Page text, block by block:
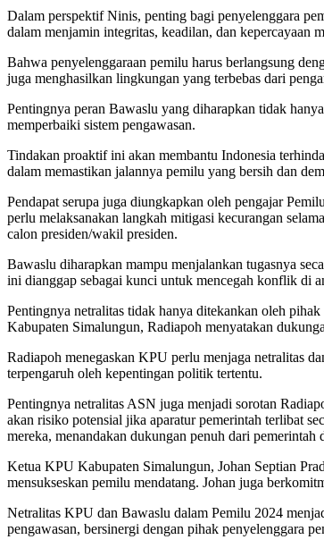
Dalam perspektif Ninis, penting bagi penyelenggara
dalam menjamin integritas, keadilan, dan kepercayaan
Bahwa penyelenggaraan pemilu harus berlangsung
juga menghasilkan lingkungan yang terbebas dari
Pentingnya peran Bawaslu yang diharapkan tidak
memperbaiki sistem pengawasan.
Tindakan proaktif ini akan membantu Indonesia
dalam memastikan jalannya pemilu yang bersih dan
Pendapat serupa juga diungkapkan oleh pengajar
perlu melaksanakan langkah mitigasi kecurangan
calon presiden/wakil presiden.
Bawaslu diharapkan mampu menjalankan tugasnya
ini dianggap sebagai kunci untuk mencegah konflik di
Pentingnya netralitas tidak hanya ditekankan oleh
Kabupaten Simalungun, Radiapoh menyatakan
Radiapoh menegaskan KPU perlu menjaga netralitas
terpengaruh oleh kepentingan politik tertentu.
Pentingnya netralitas ASN juga menjadi sorotan
akan risiko potensial jika aparatur pemerintah terlibat
mereka, menandakan dukungan penuh dari
Ketua KPU Kabupaten Simalungun, Johan Septian
mensukseskan pemilu mendatang. Johan juga
Netralitas KPU dan Bawaslu dalam Pemilu 2024
pengawasan, bersinergi dengan pihak penyelenggara